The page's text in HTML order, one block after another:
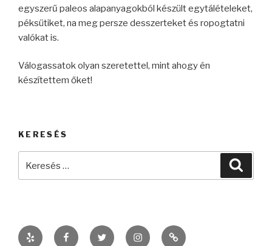
egyszerű paleos alapanyagokból készült egytálételeket,
péksütiket, na meg persze desszerteket és ropogtatni
valókat is.
Válogassatok olyan szeretettel, mint ahogy én
készítettem őket!
KERESÉS
Yelp FacebookTwitter Instagram